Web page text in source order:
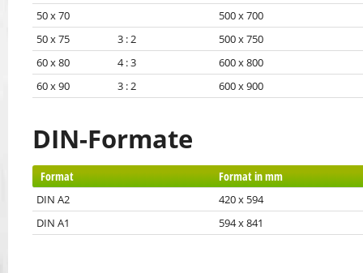
50 x 70
500 x 700
50 x 75 3 : 2
500 x 750
60 x 80 4 : 3
600 x 800
60 x 90 3 : 2
600 x 900
DIN-Formate
Format Format in mm
DIN A2
420 x 594
DIN A1
594 x 841